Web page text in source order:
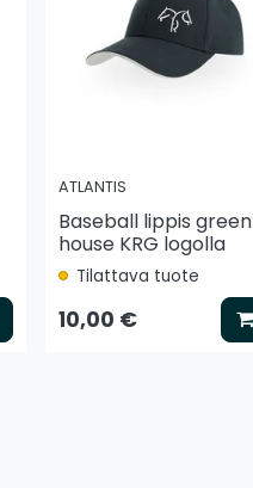
Valitse vaihtoehto
ATLANTIS
Baseball lippis green
house KRG logolla
Tilattava tuote
10,00 €